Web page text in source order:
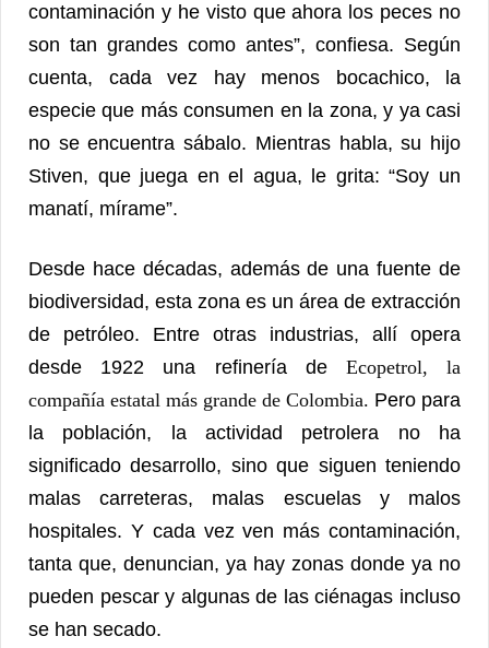
contaminación y he visto que ahora los peces no
son tan grandes como antes”, confiesa. Según
cuenta, cada vez hay menos bocachico, la
especie que más consumen en la zona, y ya casi
no se encuentra sábalo. Mientras habla, su hijo
Stiven, que juega en el agua, le grita: “Soy un
manatí, mírame”.
Desde hace décadas, además de una fuente de
biodiversidad, esta zona es un área de extracción
de petróleo. Entre otras industrias, allí opera
desde 1922 una refinería de Ecopetrol, la
compañía estatal más grande de Colombia. Pero para
la población, la actividad petrolera no ha
significado desarrollo, sino que siguen teniendo
malas carreteras, malas escuelas y malos
hospitales. Y cada vez ven más contaminación,
tanta que, denuncian, ya hay zonas donde ya no
pueden pescar y algunas de las ciénagas incluso
se han secado.